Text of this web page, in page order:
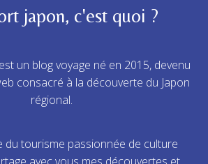
japon, c'est quoi ?
un blog voyage né en 2015, devenu
consacré à la découverte du Japon
régional.
du tourisme passionnée de culture
avec vous mes découvertes et